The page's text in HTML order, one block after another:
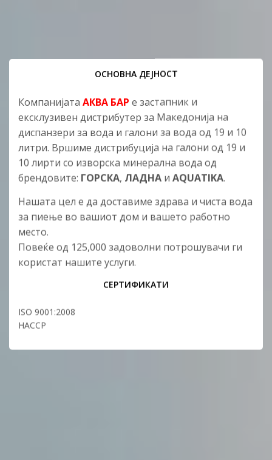
ОСНОВНА ДЕЈНОСТ
Компанијата АКВА БАР е застапник и
ексклузивен дистрибутер за Македонија на
диспанзери за вода и галони за вода од 19 и 10
литри. Вршиме дистрибуција на галони од 19 и
10 лирти со изворска минерална вода од
брендовите: ГОРСКА, ЛАДНА и AQUATIKA.
Нашата цел е да доставиме здрава и чиста вода
за пиење во вашиот дом и вашето работно
место.
Повеќе од 125,000 задоволни потрошувачи ги
користат нашите услуги.
СЕРТИФИКАТИ
ISO 9001:2008
HACCP